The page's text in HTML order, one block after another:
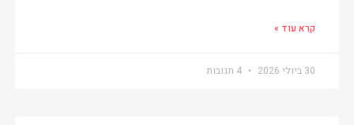
קרא עוד »
30 ביולי 2026